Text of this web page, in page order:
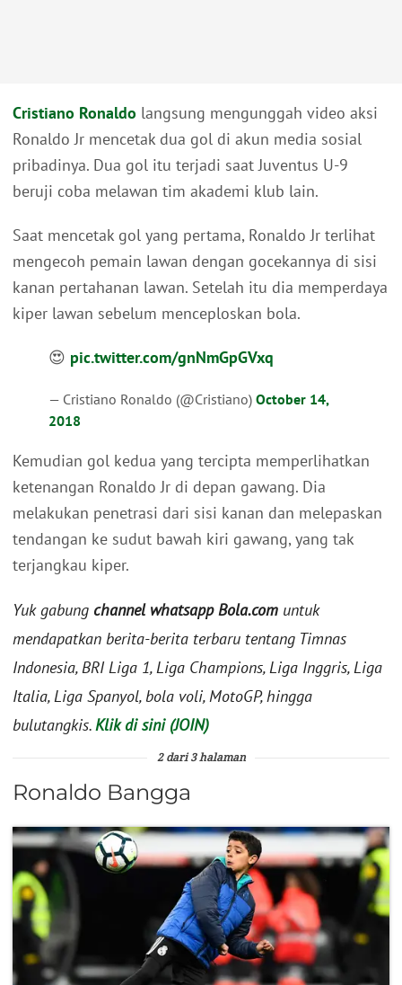
Cristiano Ronaldo langsung mengunggah video aksi
Ronaldo Jr mencetak dua gol di akun media sosial
pribadinya. Dua gol itu terjadi saat Juventus U-9
beruji coba melawan tim akademi klub lain.
Saat mencetak gol yang pertama, Ronaldo Jr terlihat
mengecoh pemain lawan dengan gocekannya di sisi
kanan pertahanan lawan. Setelah itu dia memperdaya
kiper lawan sebelum menceploskan bola.
😍 pic.twitter.com/gnNmGpGVxq
— Cristiano Ronaldo (@Cristiano) October 14,
2018
Kemudian gol kedua yang tercipta memperlihatkan
ketenangan Ronaldo Jr di depan gawang. Dia
melakukan penetrasi dari sisi kanan dan melepaskan
tendangan ke sudut bawah kiri gawang, yang tak
terjangkau kiper.
Yuk gabung channel whatsapp Bola.com untuk
mendapatkan berita-berita terbaru tentang Timnas
Indonesia, BRI Liga 1, Liga Champions, Liga Inggris, Liga
Italia, Liga Spanyol, bola voli, MotoGP, hingga
bulutangkis.Klik di sini (JOIN)
2 dari 3 halaman
Ronaldo Bangga